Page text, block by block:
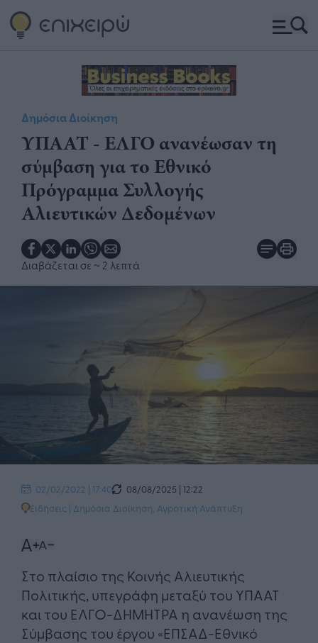
Δημόσια Διοίκηση
​ΥΠΑΑΤ - ΕΛΓΟ ανανέωσαν τη
σύμβαση για το Εθνικό
Πρόγραμμα Συλλογής
Αλιευτικών Δεδομένων​
Διαβάζεται σε ~ 2 λεπτά
02/02/2022 | 17:40
08/08/2025 | 12:22
Ειδήσεις | Δημόσια Διοίκηση Αγροτική Ανάπτυξη
Στο πλαίσιο της Κοινής Αλιευτικής
Πολιτικής, υπεγράφη μεταξύ του ΥΠΑΑΤ
και του ΕΛΓΟ-ΔΗΜΗΤΡΑ η ανανέωση της
Σύμβασης του έργου «ΕΠΣΑΔ-Εθνικό